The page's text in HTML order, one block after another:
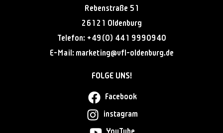
Rebenstraße 51
26121 Oldenburg
Telefon: +49(0) 441 9990940
E-Mail:
ed.grubnedlo-lfv
@gnitekram
FOLGE UNS!
Facebook
instagram